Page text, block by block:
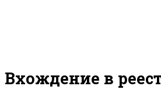
Вхождение в